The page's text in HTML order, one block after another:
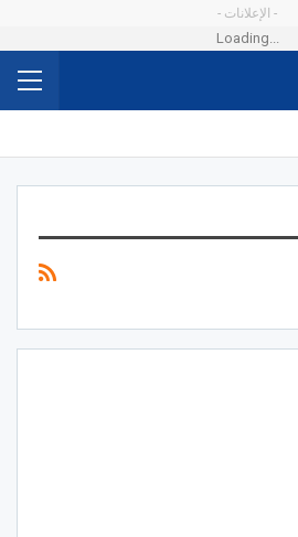
- الإعلانات -
Loading...